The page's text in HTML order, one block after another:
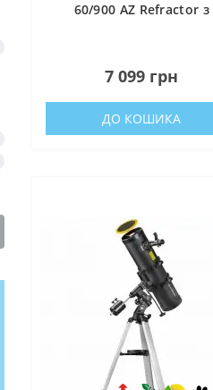
60/900 AZ Refractor з
7 099 грн
ДО КОШИКА